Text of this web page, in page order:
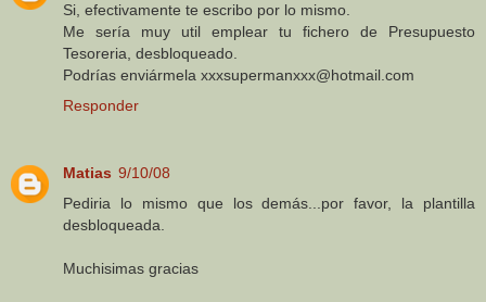
Si, efectivamente te escribo por lo mismo.
Me sería muy util emplear tu fichero de Presupuesto
Tesoreria, desbloqueado.
Podrías enviármela xxxsupermanxxx@hotmail.com
Responder
Matias 9/10/08
Pediria lo mismo que los demás...por favor, la plantilla
desbloqueada.
Muchisimas gracias